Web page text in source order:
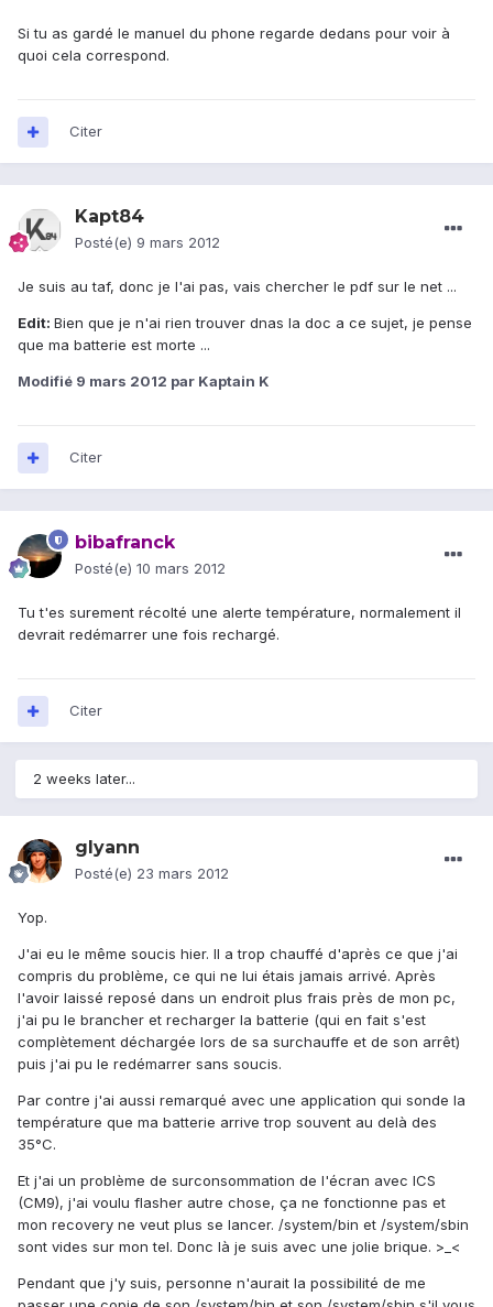
Si tu as gardé le manuel du phone regarde dedans pour voir à
quoi cela correspond.
Citer
Kapt84
Posté(e) 9 mars 2012
Je suis au taf, donc je l'ai pas, vais chercher le pdf sur le net ...
Edit: Bien que je n'ai rien trouver dnas la doc a ce sujet, je pense
que ma batterie est morte ...
Modifié 9 mars 2012 par Kaptain K
Citer
bibafranck
Posté(e) 10 mars 2012
Tu t'es surement récolté une alerte température, normalement il
devrait redémarrer une fois rechargé.
Citer
2 weeks later...
glyann
Posté(e) 23 mars 2012
Yop.
J'ai eu le même soucis hier. Il a trop chauffé d'après ce que j'ai
compris du problème, ce qui ne lui étais jamais arrivé. Après
l'avoir laissé reposé dans un endroit plus frais près de mon pc,
j'ai pu le brancher et recharger la batterie (qui en fait s'est
complètement déchargée lors de sa surchauffe et de son arrêt)
puis j'ai pu le redémarrer sans soucis.
Par contre j'ai aussi remarqué avec une application qui sonde la
température que ma batterie arrive trop souvent au delà des
35°C.
Et j'ai un problème de surconsommation de l'écran avec ICS
(CM9), j'ai voulu flasher autre chose, ça ne fonctionne pas et
mon recovery ne veut plus se lancer. /system/bin et /system/sbin
sont vides sur mon tel. Donc là je suis avec une jolie brique. >_<
Pendant que j'y suis, personne n'aurait la possibilité de me